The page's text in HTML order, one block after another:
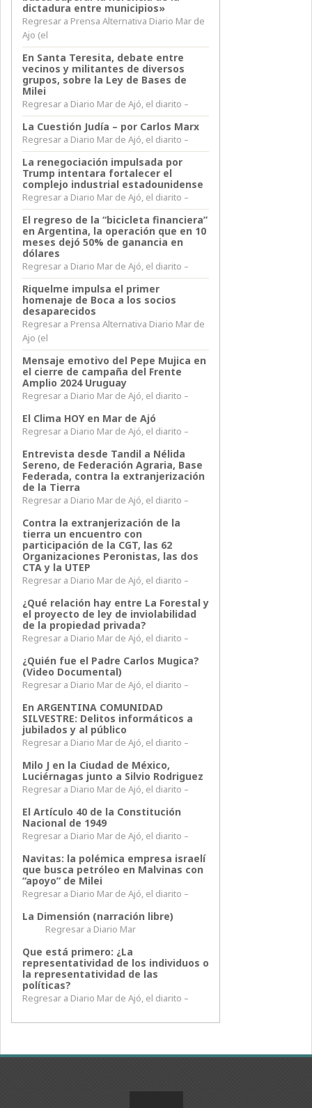
dictadura entre municipios»
Regresar a Prensa Alternativa Diario Mar de
Ajo (el
En Santa Teresita, debate entre
vecinos y militantes de diversos
grupos, sobre la Ley de Bases de
Milei
Regresar a Diario Mar de Ajó, el diarito –
La Cuestión Judía – por Carlos Marx
Regresar a Diario Mar de Ajó, el diarito –
La renegociación impulsada por
Trump intentara fortalecer el
complejo industrial estadounidense
Regresar a Diario Mar de Ajó, el diarito –
El regreso de la “bicicleta financiera”
en Argentina, la operación que en 10
meses dejó 50% de ganancia en
dólares
Regresar a Diario Mar de Ajó, el diarito –
Riquelme impulsa el primer
homenaje de Boca a los socios
desaparecidos
Regresar a Prensa Alternativa Diario Mar de
Ajo (el
Mensaje emotivo del Pepe Mujica en
el cierre de campaña del Frente
Amplio 2024 Uruguay
Regresar a Diario Mar de Ajó, el diarito –
El Clima HOY en Mar de Ajó
Regresar a Diario Mar de Ajó, el diarito –
Entrevista desde Tandil a Nélida
Sereno, de Federación Agraria, Base
Federada, contra la extranjerización
de la Tierra
Regresar a Diario Mar de Ajó, el diarito –
Contra la extranjerización de la
tierra un encuentro con
participación de la CGT, las 62
Organizaciones Peronistas, las dos
CTA y la UTEP
Regresar a Diario Mar de Ajó, el diarito –
¿Qué relación hay entre La Forestal y
el proyecto de ley de inviolabilidad
de la propiedad privada?
Regresar a Diario Mar de Ajó, el diarito –
¿Quién fue el Padre Carlos Mugica?
(Video Documental)
Regresar a Diario Mar de Ajó, el diarito –
En ARGENTINA COMUNIDAD
SILVESTRE: Delitos informáticos a
jubilados y al público
Regresar a Diario Mar de Ajó, el diarito –
Milo J en la Ciudad de México,
Luciérnagas junto a Silvio Rodriguez
Regresar a Diario Mar de Ajó, el diarito –
El Artículo 40 de la Constitución
Nacional de 1949
Regresar a Diario Mar de Ajó, el diarito –
Navitas: la polémica empresa israelí
que busca petróleo en Malvinas con
“apoyo” de Milei
Regresar a Diario Mar de Ajó, el diarito –
La Dimensión (narración libre)
Regresar a Diario Mar
Que está primero: ¿La
representatividad de los individuos o
la representatividad de las
políticas?
Regresar a Diario Mar de Ajó, el diarito –